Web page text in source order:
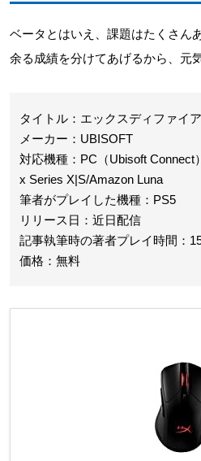
ベータとはいえ、課題はたくさん
余る成績を分けてあげるから、元
タイトル：エックスディファイ
メーカー：UBISOFT
対応機種：PC（Ubisoft Connect
x Series X|S/Amazon Luna
筆者がプレイした機種：PS5
リリース日：近日配信
記事執筆時の著者プレイ時間：
価格：無料